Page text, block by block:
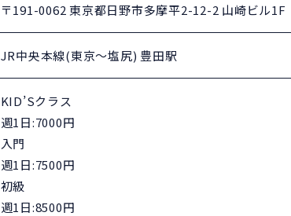
〒191-0062 東京都日野市多摩平2-12-2 山崎ビル1F
JR中央本線(東京～塩尻) 豊田駅
KID’Sクラス
週1日:7000円
入門
週1日:7500円
初級
週1日:8500円